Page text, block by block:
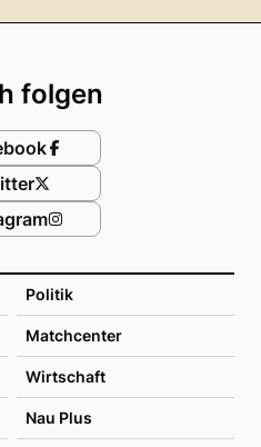
Politik
Matchcenter
Wirtschaft
Nau Plus
folgen